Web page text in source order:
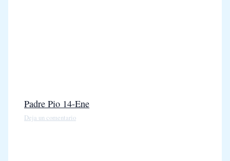
Padre Pio 14-Ene
Deja un comentario